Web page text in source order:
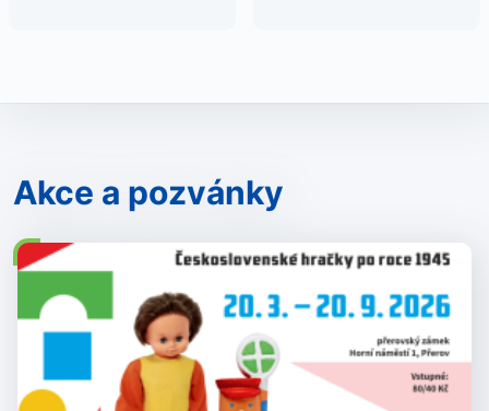
Akce a pozvánky